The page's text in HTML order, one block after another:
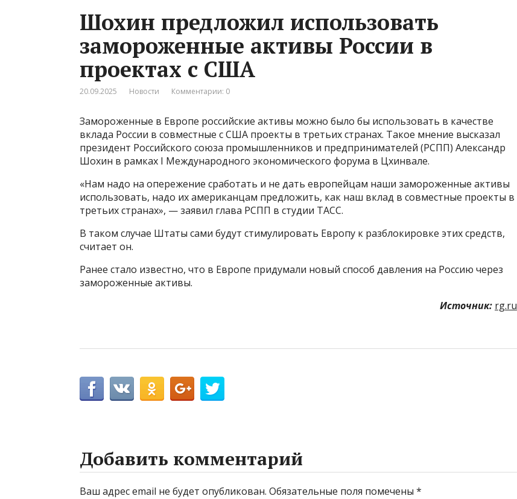
Шохин предложил использовать
замороженные активы России в
проектах с США
20.09.2025 Новости Комментарии: 0
Замороженные в Европе российские активы можно было бы использовать в качестве
вклада России в совместные с США проекты в третьих странах. Такое мнение высказал
президент Российского союза промышленников и предпринимателей (РСПП) Александр
Шохин в рамках I Международного экономического форума в Цхинвале.
«Нам надо на опережение сработать и не дать европейцам наши замороженные активы
использовать, надо их американцам предложить, как наш вклад в совместные проекты в
третьих странах», — заявил глава РСПП в студии ТАСС.
В таком случае Штаты сами будут стимулировать Европу к разблокировке этих средств,
считает он.
Ранее стало известно, что в Европе придумали новый способ давления на Россию через
замороженные активы.
Источник: rg.ru
Добавить комментарий
Ваш адрес email не будет опубликован. Обязательные поля помечены *